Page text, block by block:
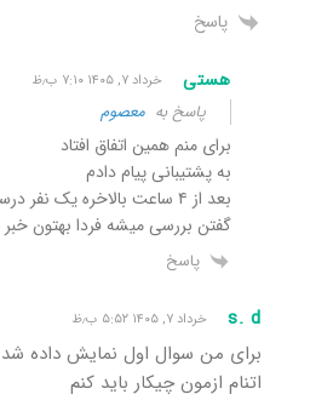
پاسخ
هستی خرداد ۷, ۱۴۰۵ ۷:۱۰ ب٫ظ
پاسخ به معصوم
برای منم همین اتفاق افتاد
به پشتیبانی پیام دادم
بعد از ۴ ساعت بالاخره یک نفر درست توضیح داد
گفتن بررسی میشه فردا بهتون
پاسخ
s. d خرداد ۷, ۱۴۰۵ ۵:۵۲ ب٫ظ
برای من سوال اول نمایش داده شد
اتنام ازمون چیکار باید کنم